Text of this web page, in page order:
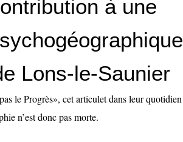
à une
Lons-le-Saunier
le Progrès», cet articulet dans leur quotidien
n’est donc pas morte.